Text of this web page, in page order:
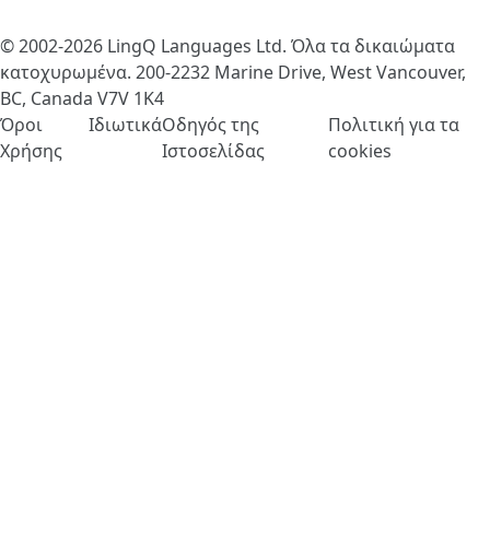
© 2002-2026 LingQ Languages Ltd. Όλα τα δικαιώματα
κατοχυρωμένα. 200-2232 Marine Drive, West Vancouver,
BC, Canada V7V 1K4
Όροι
Χρήσης
ΙδιωτικάΟδηγός της
Ιστοσελίδας
Πολιτική για τα
cookies